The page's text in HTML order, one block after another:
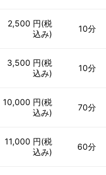
2,500 円(税
込み)
10分
3,500 円(税
込み)
10分
10,000 円(税
込み)
70分
11,000 円(税
込み)
60分